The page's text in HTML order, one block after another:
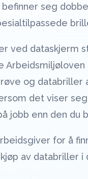
seg
ved dataskjerm
Arbeidsmiljøloven
og databriller
det viser
jobb enn den du
for å
av databriller i